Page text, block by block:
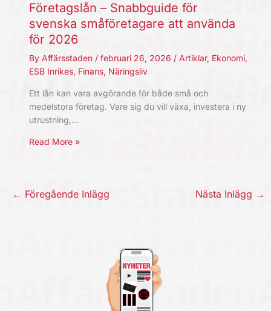
Företagslån – Snabbguide för
svenska småföretagare att använda
för 2026
By Affärsstaden / februari 26, 2026 / Artiklar, Ekonomi,
ESB Inrikes, Finans, Näringsliv
Ett lån kan vara avgörande för både små och
medelstora företag. Vare sig du vill växa, investera i ny
utrustning,…
Read More »
← Föregående Inlägg Nästa Inlägg →